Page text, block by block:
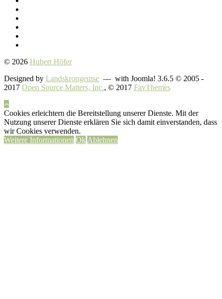
© 2026 Hubert Höfer
Designed by Landskrongemse — with Joomla! 3.6.5 © 2005 -
2017 Open Source Matters, Inc., © 2017 FavThemes
Cookies erleichtern die Bereitstellung unserer Dienste. Mit der
Nutzung unserer Dienste erklären Sie sich damit einverstanden, dass
wir Cookies verwenden.
Weitere Informationen OkAblehnen